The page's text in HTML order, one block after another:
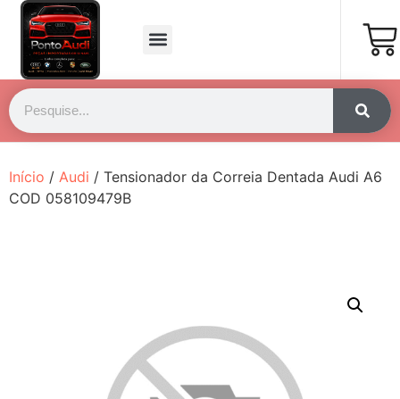
Início / Audi / Tensionador da Correia Dentada Audi A6
COD 058109479B